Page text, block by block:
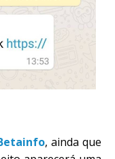
, ainda que